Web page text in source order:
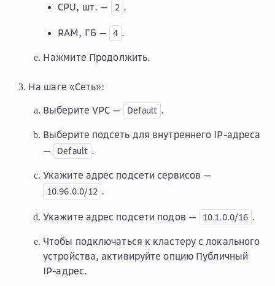
CPU, шт. — 2 .
RAM, ГБ — 4 .
Нажмите Продолжить.
На шаге «Сеть»:
Выберите VPC —
Default .
Выберите подсеть для внутреннего IP-адреса
—
Default .
Укажите адрес подсети сервисов —
10.96.0.0/12 .
Укажите адрес подсети подов — 10.1.0.0/16 .
Чтобы подключаться к кластеру с локального
устройства, активируйте опцию Публичный
IP-адрес.